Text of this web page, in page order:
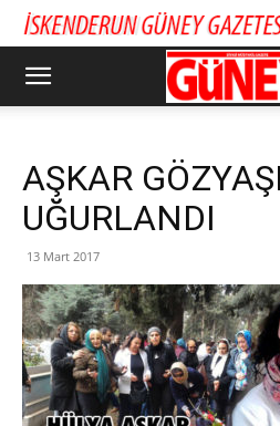
AŞKAR
UĞURLANDI
13 Mart 2017